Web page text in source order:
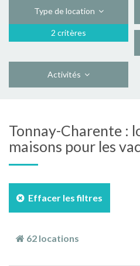
Type de location
2 critères
Activités
Tonnay-Charente :
maisons pour les
Effacer les filtres
62 locations